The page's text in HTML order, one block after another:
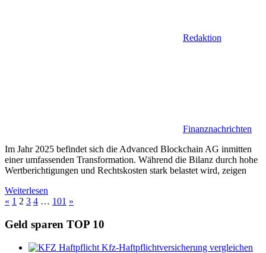
Redaktion
Finanznachrichten
Im Jahr 2025 befindet sich die Advanced Blockchain AG inmitten
einer umfassenden Transformation. Während die Bilanz durch hohe
Wertberichtigungen und Rechtskosten stark belastet wird, zeigen
Weiterlesen
Seitennummerierung
der
Beiträge
« Vorherige
1 2 3 4 … 101 Nächste
»
Geld sparen TOP 10
Kfz-Haftpflichtversicherung vergleichen